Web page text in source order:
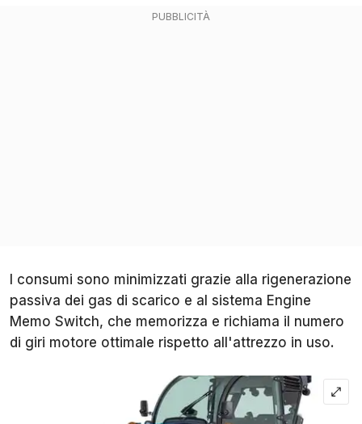
I consumi sono minimizzati grazie alla rigenerazione
passiva dei gas di scarico e al sistema Engine
Memo Switch, che memorizza e richiama il numero
di giri motore ottimale rispetto all'attrezzo in uso.